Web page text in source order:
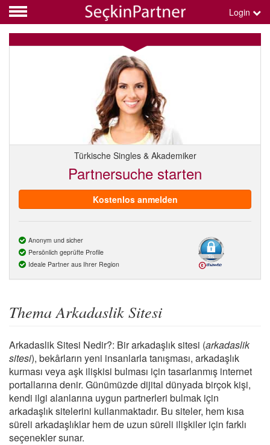
Login
Türkische Singles & Akademiker
Partnersuche starten
Kostenlos anmelden
Anonym und sicher
Persönlich geprüfte Profile
Ideale Partner aus Ihrer Region
Thema Arkadaslik Sitesi
Arkadaslik Sitesi Nedir?: Bir arkadaşlık sitesi (arkadaslik
sitesi), bekârların yeni insanlarla tanışması, arkadaşlık
kurması veya aşk ilişkisi bulması için tasarlanmış internet
portallarına denir. Günümüzde dijital dünyada birçok kişi,
kendi ilgi alanlarına uygun partnerleri bulmak için
arkadaşlık sitelerini kullanmaktadır. Bu siteler, hem kısa
süreli arkadaşlıklar hem de uzun süreli ilişkiler için farklı
seçenekler sunar.